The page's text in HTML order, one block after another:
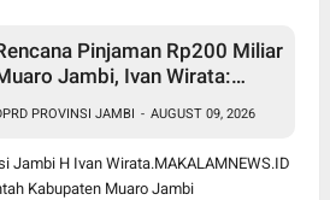
Pinjaman Rp200 Miliar
Jambi, Ivan Wirata:
jadi Investasi
Pembangunan
PROVINSI JAMBI - AUGUST 09, 2026
Jambi H Ivan Wirata.MAKALAMNEWS.ID
Kabupaten Muaro Jambi